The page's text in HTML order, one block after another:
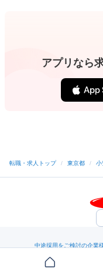
アプリなら
転職・求人トップ / 東京都 / 小
中途採用をご検討の企業